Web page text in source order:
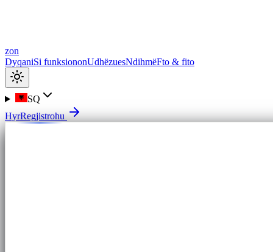
zon
DyqaniSi funksiononUdhëzuesNdihmëFto & fito
SQ
HyrRegjistrohu